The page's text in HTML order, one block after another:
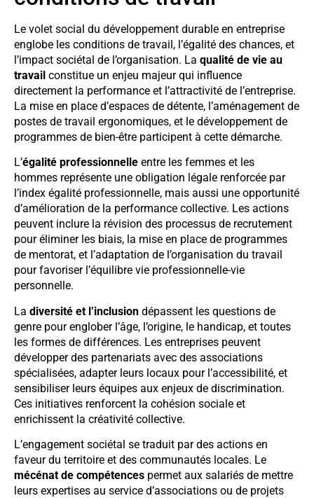
Le volet social du développement durable en entreprise
englobe les conditions de travail, l’égalité des chances, et
l’impact sociétal de l’organisation. La qualité de vie au
travail constitue un enjeu majeur qui influence
directement la performance et l’attractivité de l’entreprise.
La mise en place d’espaces de détente, l’aménagement de
postes de travail ergonomiques, et le développement de
programmes de bien-être participent à cette démarche.
L’égalité professionnelle entre les femmes et les
hommes représente une obligation légale renforcée par
l’index égalité professionnelle, mais aussi une opportunité
d’amélioration de la performance collective. Les actions
peuvent inclure la révision des processus de recrutement
pour éliminer les biais, la mise en place de programmes
de mentorat, et l’adaptation de l’organisation du travail
pour favoriser l’équilibre vie professionnelle-vie
personnelle.
La diversité et l’inclusion dépassent les questions de
genre pour englober l’âge, l’origine, le handicap, et toutes
les formes de différences. Les entreprises peuvent
développer des partenariats avec des associations
spécialisées, adapter leurs locaux pour l’accessibilité, et
sensibiliser leurs équipes aux enjeux de discrimination.
Ces initiatives renforcent la cohésion sociale et
enrichissent la créativité collective.
L’engagement sociétal se traduit par des actions en
faveur du territoire et des communautés locales. Le
mécénat de compétences permet aux salariés de mettre
leurs expertises au service d’associations ou de projets